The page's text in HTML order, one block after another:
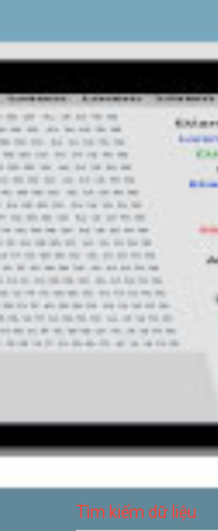
Tìm kiếm dữ liệu